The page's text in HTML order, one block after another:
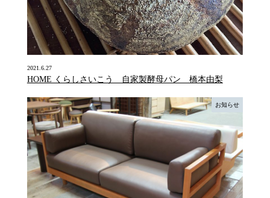
2021.6.27
HOME くらしさいこう 自家製酵母パン 橋本由梨
お知らせ